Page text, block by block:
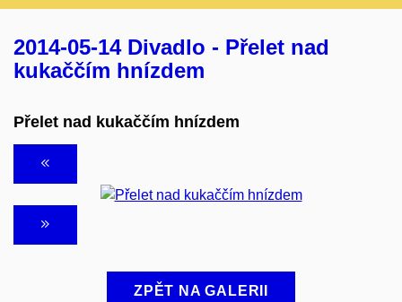
2014-05-14 Divadlo - Přelet nad
kukaččím hnízdem
Přelet nad kukaččím hnízdem
ZPĚT NA GALERII